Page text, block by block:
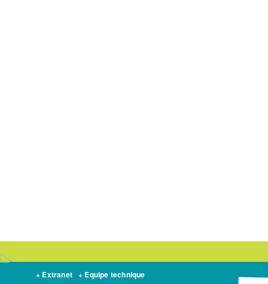
+ Extranet + Equipe technique